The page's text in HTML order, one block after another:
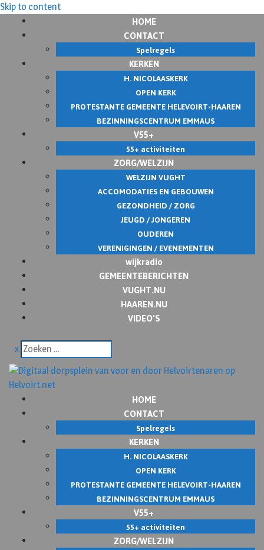
Skip to content
HOME
CONTACT
Spelregels
KERKEN
H. NICOLAASKERK
OPEN KERK
PROTESTANTE GEMEENTE HELEVOIRT-HAAREN
BEZINNINGSCENTRUM EMMAUS
V55+
55+ activiteiten
ZORG/WELZIJN
WELZIJN VUGHT
ACCOMODATIES EN GEBOUWEN
GEZONDHEID / ZORG
JEUGD / JONGEREN
OUDEREN
VERENIGINGEN / EVENEMENTEN
wijkradio
GEMEENTEBERICHTEN
VUGHT.NU
HAAREN.NU
VIDEO’S
x
HOME
CONTACT
Spelregels
KERKEN
H. NICOLAASKERK
OPEN KERK
PROTESTANTE GEMEENTE HELEVOIRT-HAAREN
BEZINNINGSCENTRUM EMMAUS
V55+
55+ activiteiten
ZORG/WELZIJN